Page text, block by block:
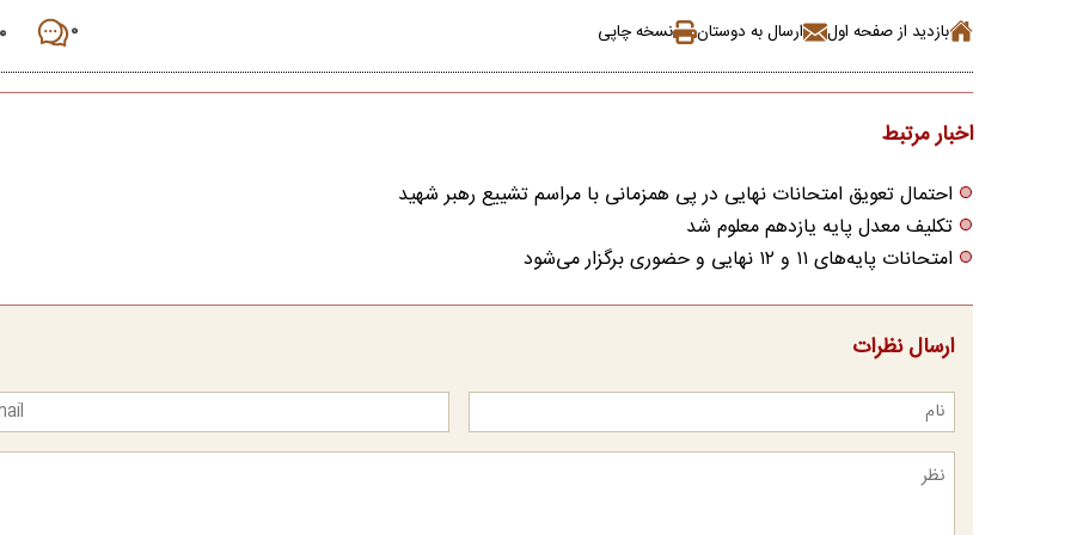
بازدید از صفحه اول ارسال به دوستان نسخه چاپی ۰ ۰
اخبار مرتبط
احتمال تعویق امتحانات نهایی در پی همزمانی با مراسم تشییع رهبر شهید
تکلیف معدل پایه یازدهم معلوم شد
امتحانات پایه‌های ۱۱ و ۱۲ نهایی و حضوری برگزار می‌شود
ارسال نظرات